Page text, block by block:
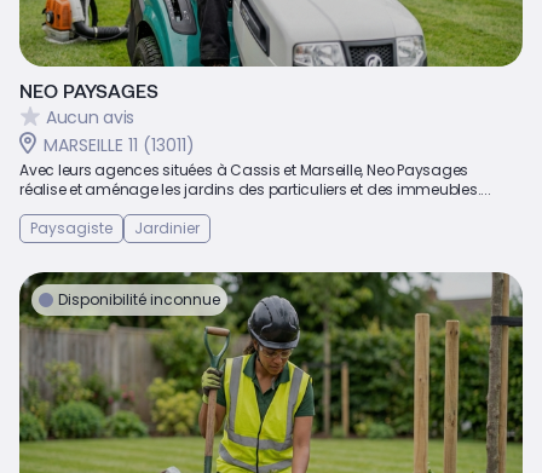
NEO PAYSAGES
Aucun avis
MARSEILLE 11 (13011)
Avec leurs agences situées à Cassis et Marseille, Neo Paysages
réalise et aménage les jardins des particuliers et des immeubles....
Paysagiste
Jardinier
Disponibilité inconnue